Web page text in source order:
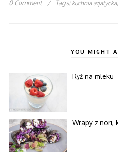
0 Comment / Tags: kuchnia azjatycka,
YOU MIGHT
Ryż na mleku
Wrapy z nori,